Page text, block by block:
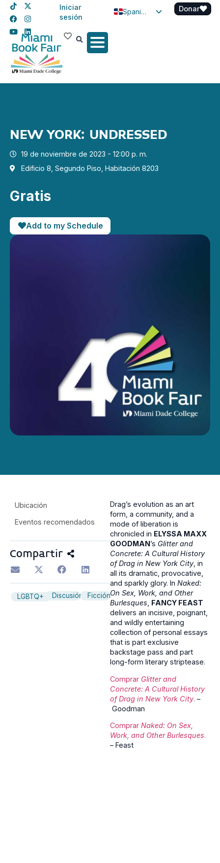
Iniciar
sesión
Spanish
Donar
NEW YORK: UNDRESSED
19 de noviembre de 2023 - 12:00 p. m.
Edificio 8, Segundo Piso, Habitación 8203
Gratis
Add to my Schedule
Ubicación
Eventos recomendados
Compartir
LGBTQ+ Discusión Ficción
Drag’s evolution as an art
form, a community, and a
mode of liberation is
chronicled in ELYSSA MAXX
GOODMAN ’s Glitter and
Concrete: A Cultural History
of Drag in New York City, in
all its dramatic, provocative,
and sparkly glory. In Naked:
On Sex, Work, and Other
Burlesques, FANCY FEAST
delivers an incisive, poignant,
and wildly entertaining
collection of personal essays
that is part exclusive
backstage pass and part
long-form literary striptease.
Comprar Glitter and
Concrete: A Cultural History
of Drag in New York City. –
Goodman
Comprar Naked: On Sex,
Work, and Other Burlesques.
– Feast